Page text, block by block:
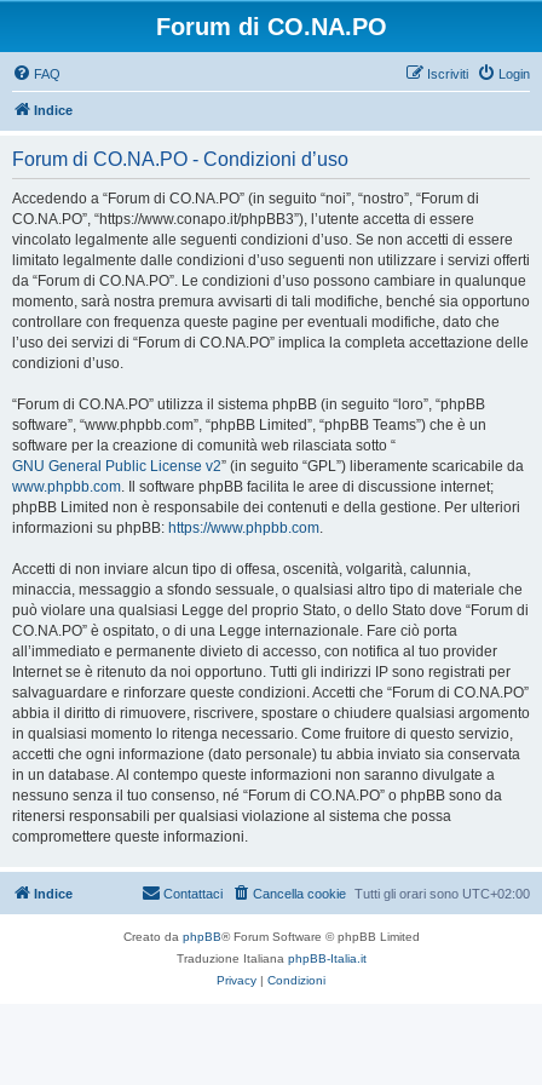
Forum di CO.NA.PO
FAQ Login
Iscriviti
Indice
Forum di CO.NA.PO - Condizioni d’uso
Accedendo a “Forum di CO.NA.PO” (in seguito “noi”, “nostro”, “Forum di
CO.NA.PO”, “https://www.conapo.it/phpBB3”), l’utente accetta di essere
vincolato legalmente alle seguenti condizioni d’uso. Se non accetti di essere
limitato legalmente dalle condizioni d’uso seguenti non utilizzare i servizi offerti
da “Forum di CO.NA.PO”. Le condizioni d’uso possono cambiare in qualunque
momento, sarà nostra premura avvisarti di tali modifiche, benché sia opportuno
controllare con frequenza queste pagine per eventuali modifiche, dato che
l’uso dei servizi di “Forum di CO.NA.PO” implica la completa accettazione delle
condizioni d’uso.
“Forum di CO.NA.PO” utilizza il sistema phpBB (in seguito “loro”, “phpBB
software”, “www.phpbb.com”, “phpBB Limited”, “phpBB Teams”) che è un
software per la creazione di comunità web rilasciata sotto “
GNU General Public License v2” (in seguito “GPL”) liberamente scaricabile da
www.phpbb.com. Il software phpBB facilita le aree di discussione internet;
phpBB Limited non è responsabile dei contenuti e della gestione. Per ulteriori
informazioni su phpBB: https://www.phpbb.com.
Accetti di non inviare alcun tipo di offesa, oscenità, volgarità, calunnia,
minaccia, messaggio a sfondo sessuale, o qualsiasi altro tipo di materiale che
può violare una qualsiasi Legge del proprio Stato, o dello Stato dove “Forum di
CO.NA.PO” è ospitato, o di una Legge internazionale. Fare ciò porta
all’immediato e permanente divieto di accesso, con notifica al tuo provider
Internet se è ritenuto da noi opportuno. Tutti gli indirizzi IP sono registrati per
salvaguardare e rinforzare queste condizioni. Accetti che “Forum di CO.NA.PO”
abbia il diritto di rimuovere, riscrivere, spostare o chiudere qualsiasi argomento
in qualsiasi momento lo ritenga necessario. Come fruitore di questo servizio,
accetti che ogni informazione (dato personale) tu abbia inviato sia conservata
in un database. Al contempo queste informazioni non saranno divulgate a
nessuno senza il tuo consenso, né “Forum di CO.NA.PO” o phpBB sono da
ritenersi responsabili per qualsiasi violazione al sistema che possa
compromettere queste informazioni.
Indice Tutti gli orari sono UTC+02:00
Cancella cookie
Contattaci
Creato da phpBB® Forum Software © phpBB Limited
Traduzione Italiana phpBB-Italia.it
Privacy | Condizioni